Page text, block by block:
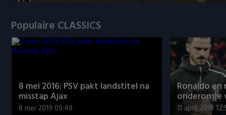
Populaire CLASSICS
8 mei 2016: PSV pakt landstitel na
misstap Ajax
8 mei 2019 09:49
Ronaldo
onderonsje
11 april 2019